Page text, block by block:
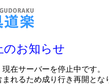
のお知らせ
在サーバーを停止中です。
れるため成り行き再開とな